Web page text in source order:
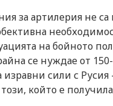
за артилерия не са
на бойното
се нуждае от
изравни сили с
който е получила